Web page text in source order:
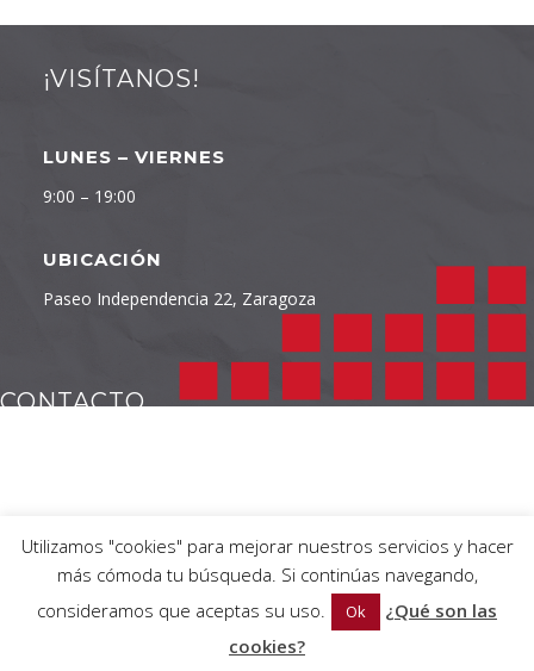
¡VISÍTANOS!
LUNES – VIERNES
9:00 – 19:00
UBICACIÓN
Paseo Independencia 22, Zaragoza
CONTACTO
EMAIL
info@independencia22.com
Utilizamos "cookies" para mejorar nuestros servicios y hacer
más cómoda tu búsqueda. Si continúas navegando,
consideramos que aceptas su uso.
Ok
¿Qué son las
cookies?